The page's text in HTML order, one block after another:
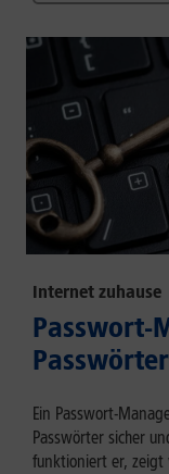
Internet zuhause
Passwort-
Ein Passwort-
Passwörter sicher
funktioniert er, zeigt